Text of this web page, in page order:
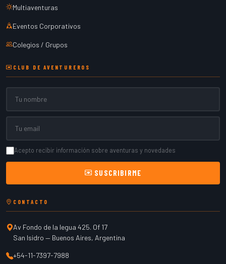
Multiaventuras
Eventos Corporativos
Colegios / Grupos
CLUB DE AVENTUREROS
Acepto recibir información sobre aventuras y novedades
SUSCRIBIRME
CONTACTO
Av Fondo de la legua 425. Of 17
San Isidro — Buenos Aires, Argentina
+54-11-7397-7988